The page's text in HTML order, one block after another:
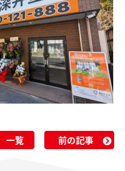
一覧 前の記事